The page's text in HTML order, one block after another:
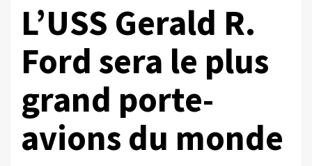
L’USS Gerald R.
Ford sera le plus
grand porte-
avions du monde